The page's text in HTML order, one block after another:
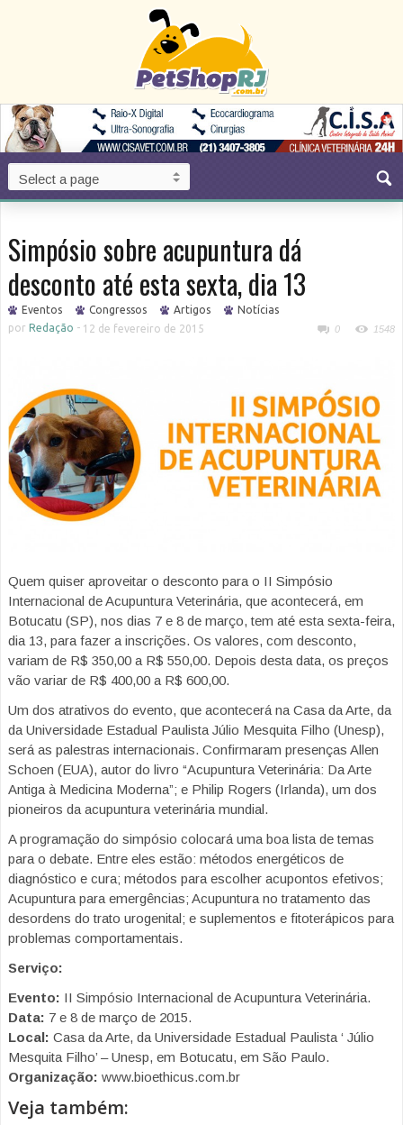
Simpósio sobre acupuntura dá
desconto até esta sexta, dia 13
Eventos Congressos Artigos
Notícias
por Redação - 12 de fevereiro de 2015 0 1548
Quem quiser aproveitar o desconto para o II Simpósio
Internacional de Acupuntura Veterinária, que acontecerá, em
Botucatu (SP), nos dias 7 e 8 de março, tem até esta sexta-feira,
dia 13, para fazer a inscrições. Os valores, com desconto,
variam de R$ 350,00 a R$ 550,00. Depois desta data, os preços
vão variar de R$ 400,00 a R$ 600,00.
Um dos atrativos do evento, que acontecerá na Casa da Arte, da
da Universidade Estadual Paulista Júlio Mesquita Filho (Unesp),
será as palestras internacionais. Confirmaram presenças Allen
Schoen (EUA), autor do livro “Acupuntura Veterinária: Da Arte
Antiga à Medicina Moderna”; e Philip Rogers (Irlanda), um dos
pioneiros da acupuntura veterinária mundial.
A programação do simpósio colocará uma boa lista de temas
para o debate. Entre eles estão: métodos energéticos de
diagnóstico e cura; métodos para escolher acupontos efetivos;
Acupuntura para emergências; Acupuntura no tratamento das
desordens do trato urogenital; e suplementos e fitoterápicos para
problemas comportamentais.
Serviço:
Evento: II Simpósio Internacional de Acupuntura Veterinária.
Data: 7 e 8 de março de 2015.
Local: Casa da Arte, da Universidade Estadual Paulista ‘ Júlio
Mesquita Filho’ – Unesp, em Botucatu, em São Paulo.
Organização: www.bioethicus.com.br
Veja também: